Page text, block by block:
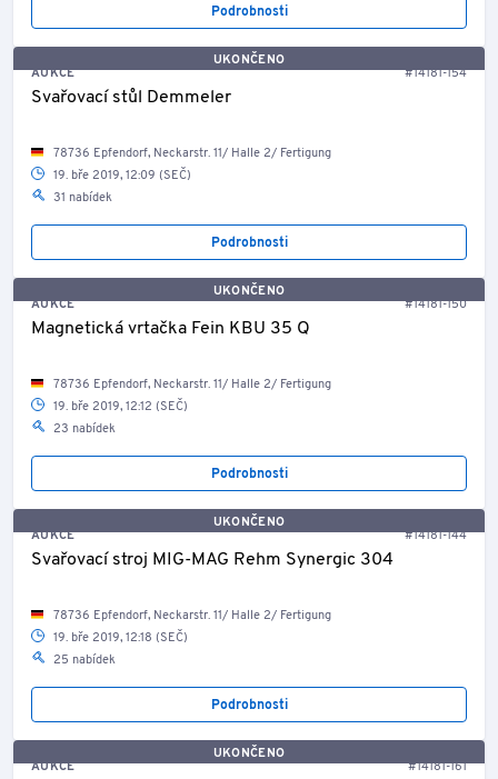
Podrobnosti
UKONČENO
AUKCE
#14181-154
Svařovací stůl Demmeler
78736 Epfendorf, Neckarstr. 11/ Halle 2/ Fertigung
19. bře 2019, 12:09 (SEČ)
31 nabídek
Podrobnosti
UKONČENO
AUKCE
#14181-150
Magnetická vrtačka Fein KBU 35 Q
78736 Epfendorf, Neckarstr. 11/ Halle 2/ Fertigung
19. bře 2019, 12:12 (SEČ)
23 nabídek
Podrobnosti
UKONČENO
AUKCE
#14181-144
Svařovací stroj MIG-MAG Rehm Synergic 304
78736 Epfendorf, Neckarstr. 11/ Halle 2/ Fertigung
19. bře 2019, 12:18 (SEČ)
25 nabídek
Podrobnosti
UKONČENO
AUKCE
#14181-161